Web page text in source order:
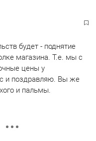
будет - поднятие
магазина. Т.е. мы с
цены у
и поздравляю. Вы же
и пальмы.